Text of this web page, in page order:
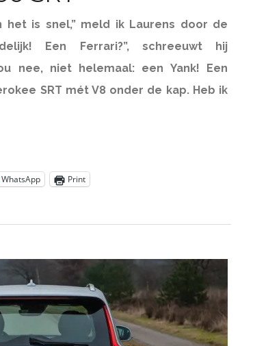
het is snel,” meld ik Laurens door de
Een Ferrari?”, schreeuwt hij
nee, niet helemaal: een Yank! Een
SRT mét V8 onder de kap. Heb ik
WhatsApp Print